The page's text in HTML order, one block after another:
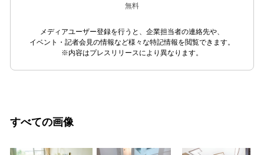
無料
メディアユーザー登録を行うと、企業担当者の連絡先や、
イベント・記者会見の情報など様々な特記情報を閲覧できます。
※内容はプレスリリースにより異なります。
すべての画像